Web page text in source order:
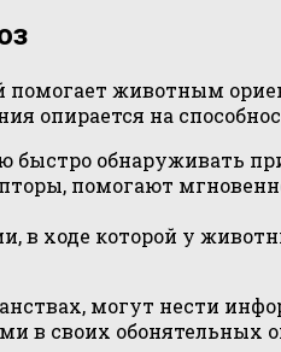
животным
опирается на
быстро обнаруживать
помогают
в ходе которой у
могут нести
в своих обонятельных